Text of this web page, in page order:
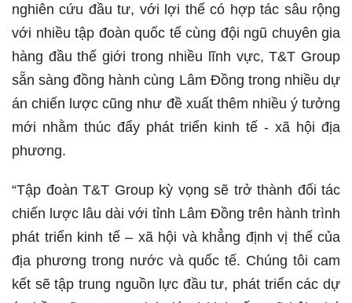
nghiên cứu đầu tư, với lợi thế có hợp tác sâu rộng
với nhiều tập đoàn quốc tế cùng đội ngũ chuyên gia
hàng đầu thế giới trong nhiều lĩnh vực, T&T Group
sẵn sàng đồng hành cùng Lâm Đồng trong nhiều dự
án chiến lược cũng như đề xuất thêm nhiều ý tưởng
mới nhằm thúc đẩy phát triển kinh tế - xã hội địa
phương.
“Tập đoàn T&T Group kỳ vọng sẽ trở thành đối tác
chiến lược lâu dài với tỉnh Lâm Đồng trên hành trình
phát triển kinh tế – xã hội và khẳng định vị thế của
địa phương trong nước và quốc tế. Chúng tôi cam
kết sẽ tập trung nguồn lực đầu tư, phát triển các dự